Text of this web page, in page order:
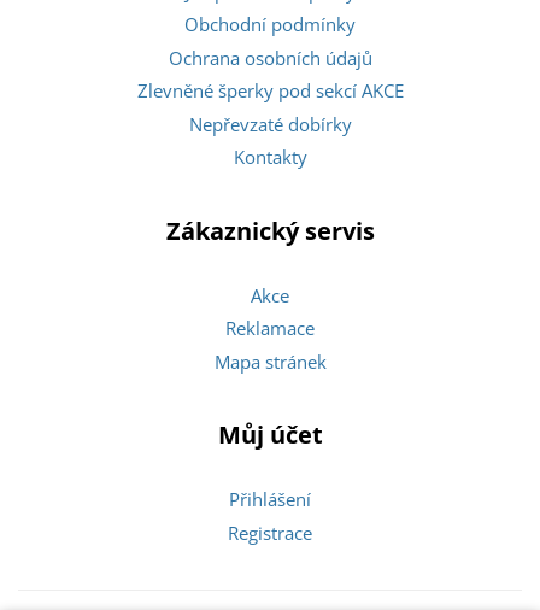
Obchodní podmínky
Ochrana osobních údajů
Zlevněné šperky pod sekcí AKCE
Nepřevzaté dobírky
Kontakty
Zákaznický servis
Akce
Reklamace
Mapa stránek
Můj účet
Přihlášení
Registrace